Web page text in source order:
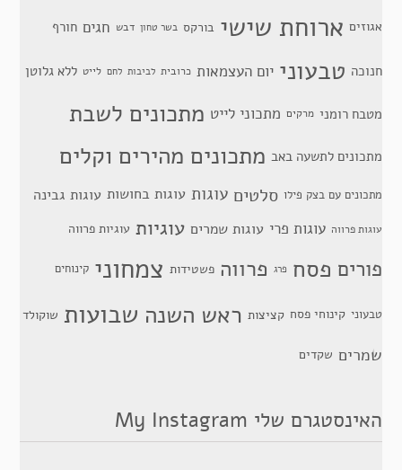
אגוזים ארוחת שישי בורקס בשר טחון דבש חגים חורף
חנוכה טבעוני יום העצמאות כרובית לביבות לחם לייט ללא גלוטן
מטבח רומני מרקים מתכוני לייט מתכונים לשבת
מתכונים לתשעה באב מתכונים מהירים וקלים
מתכונים עם בצק פילו סלטים עוגות עוגות בחושות עוגות גבינה
עוגות פרווה עוגות פרי עוגות שמרים עוגיות עוגיות פרווה
פורים פסח פרג פרווה פשטידות צמחוני קינוחים
טבעוני קינוחי פסח קציצות ראש השנה שבועות שוקולד
שמרים שקדים
האינסטגרם שלי My Instagram